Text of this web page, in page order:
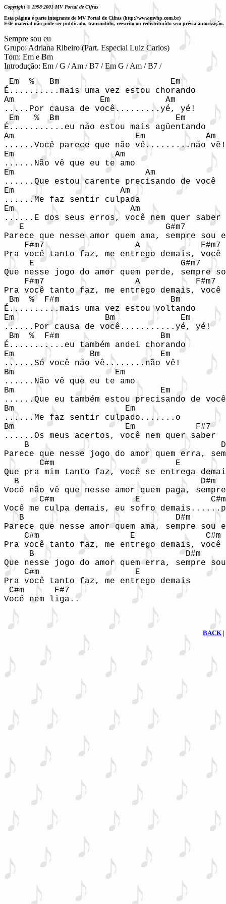
Copyright © 1998-2001 MV Portal de Cifras
Esta página é parte integrante de MV Portal de Cifras (http://www.mvhp.com.br)
Este material não pode ser publicado, transmitido, reescrito ou redistribuído sem prévia autorização.
Sempre sou eu
Grupo: Adriana Ribeiro (Part. Especial Luiz Carlos)
Tom: Em e Bm
Introdução: Em / G / Am / B7 / Em G / Am / B7 /
Em  %   Bm                      Em
É..........mais uma vez estou chorando
Am                 Em           Am
.....Por causa de você.........yé, yé!
Em   %  Bm                       Em
É...........eu não estou mais agüentando
Am                        Em            Am
......Você parece que não vê.........não vê!
Em                    Am
......Não vê que eu te amo
Em                          Am
......Que estou carente precisando de você
Em                     Am
......Me faz sentir culpada
Em                       Am
......E dos seus erros, você nem quer saber
   E                            G#m7
Parece que nesse amor quem ama, sempre sou
F#m7                  A            F#m7
Pra você tanto faz, me entrego demais, você
     E                             G#m7
Que nesse jogo do amor quem perde, sempre
F#m7                  A           F#m7
Pra você tanto faz, me entrego demais,
Bm  %  F#m                      Bm
É..........mais uma vez estou voltando
Em                  Bm             Em
......Por causa de você...........yé, yé!
Bm  %  F#m                    Bm
É...........eu também andei chorando
Em               Bm            Em
......Só você não vê........não vê!
Bm                    Em
......Não vê que eu te amo
Bm                             Em
......Que eu também estou precisando de você
Bm                      Em
......Me faz sentir culpado.......o
Bm                      Em            F#7
......Os meus acertos, você nem quer saber
B
Parece que nesse jogo do amor quem erra,
C#m                        E
Que pra mim tanto faz, você se entrega
  B                                    D#m
Você não vê que nesse amor quem paga,
C#m                E
Você me culpa demais, eu sofro
   B                              D#m
Parece que nesse amor quem ama, sempre sou
C#m                  E              C#m
Pra você tanto faz, me entrego demais, você
     B                              D#m
Que nesse jogo do amor quem erra, sempre
    C#m                   E
Pra você tanto faz, me entrego demais
C#m      F#7
Você nem liga..
BACK |